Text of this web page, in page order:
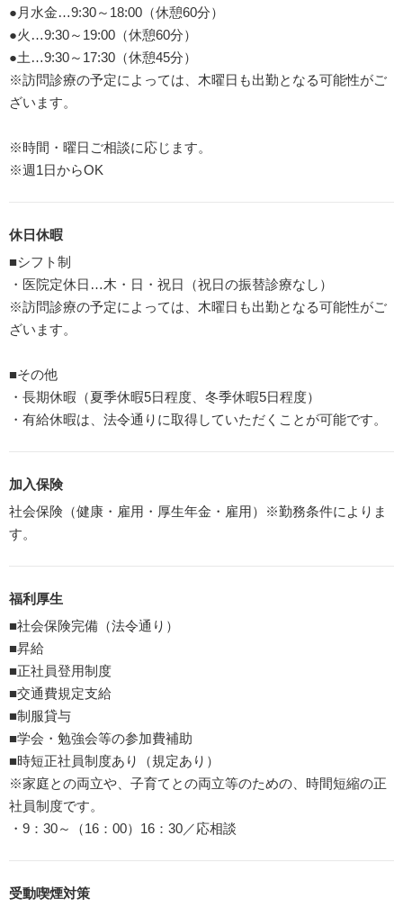
●月水金…9:30～18:00（休憩60分）
●火…9:30～19:00（休憩60分）
●土…9:30～17:30（休憩45分）
※訪問診療の予定によっては、木曜日も出勤となる可能性がご
ざいます。
※時間・曜日ご相談に応じます。
※週1日からOK
休日休暇
■シフト制
・医院定休日…木・日・祝日（祝日の振替診療なし）
※訪問診療の予定によっては、木曜日も出勤となる可能性がご
ざいます。
■その他
・長期休暇（夏季休暇5日程度、冬季休暇5日程度）
・有給休暇は、法令通りに取得していただくことが可能です。
加入保険
社会保険（健康・雇用・厚生年金・雇用）※勤務条件によりま
す。
福利厚生
■社会保険完備（法令通り）
■昇給
■正社員登用制度
■交通費規定支給
■制服貸与
■学会・勉強会等の参加費補助
■時短正社員制度あり（規定あり）
※家庭との両立や、子育てとの両立等のための、時間短縮の正
社員制度です。
・9：30～（16：00）16：30／応相談
受動喫煙対策